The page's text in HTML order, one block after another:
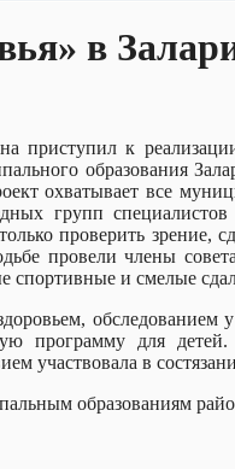
в
приступил к
образования
охватывает все
групп
проверить
провели члены
спортивные и смелые
программу для
участвовала в
образованиям